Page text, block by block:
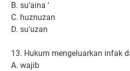
B. su’aina '
C. huznuzan
D. su'uzan
13. Hukum mengeluarkan infak
A. wajib